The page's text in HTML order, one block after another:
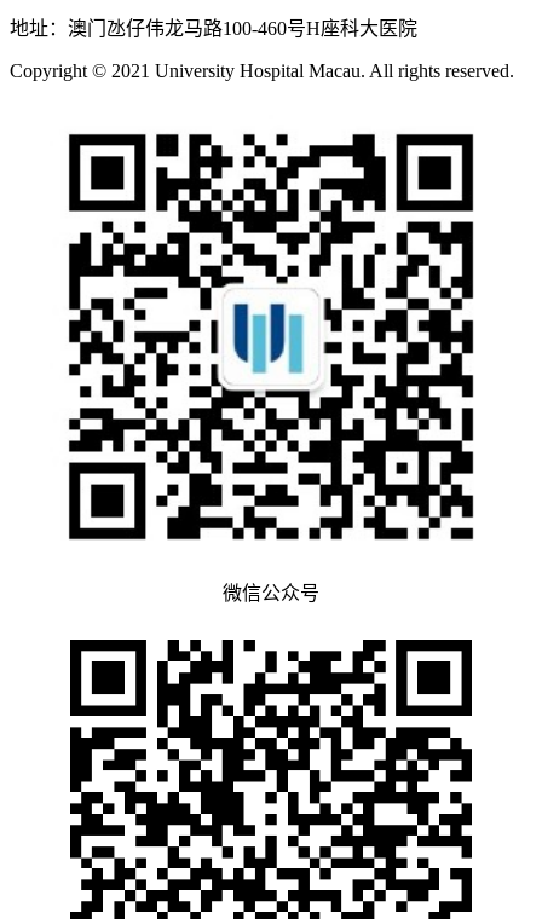
地址：澳门氹仔伟龙马路100-460号H座科大医院
Copyright © 2021 University Hospital Macau. All rights reserved.
微信公众号